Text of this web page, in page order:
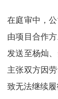
在庭审中，
由项目合作
发送至杨灿
主张双方因
致无法继续履